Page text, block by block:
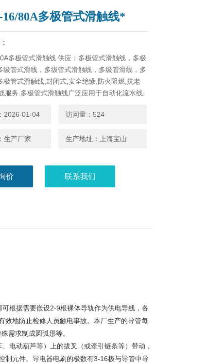
80A多极管式滑触线*
多极管式滑触线 供应：多极管式滑触线，多极
级管式滑线，多级管式滑触线，多级管滑线，多
极管式滑触线,封闭式,安全绝缘,防火阻燃,抗老
服务.多极管式滑触线广泛应用于自动化流水线,
2026-01-04
访问量：524
生产厂家 生产地址：上海宝山
价 联系我们
根据需要嵌设2-9根裸体导轨作为供电导线，各
效地防止检修人员触电事故。本厂生产的导管每
需求制成圆弧形等。
电动葫芦等）上的拔叉（或牵引链条等）带动，
制元件。导电器电刷的极数有3-16极与导管中导